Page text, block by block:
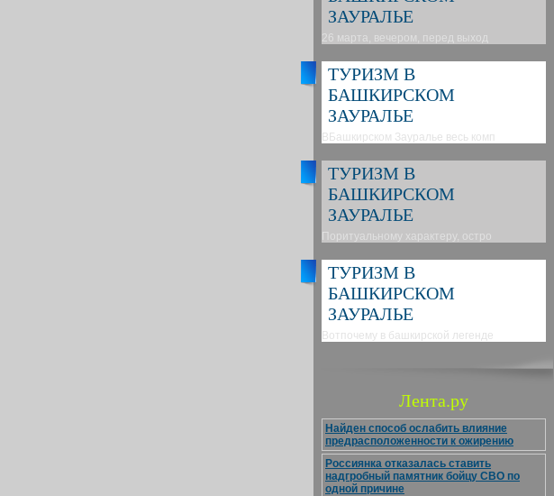
ЗАУРАЛЬЕ
26 марта, вечером, перед выход
ТУРИЗМ В
БАШКИРСКОМ
ЗАУРАЛЬЕ
ВБашкирском Зауралье весь комп
ТУРИЗМ В
БАШКИРСКОМ
ЗАУРАЛЬЕ
Поритуальному характеру, остро
ТУРИЗМ В
БАШКИРСКОМ
ЗАУРАЛЬЕ
Вотпочему в башкирской легенде
Лента.ру
Найден способ ослабить влияние
предрасположенности к ожирению
Россиянка отказалась ставить
надгробный памятник бойцу СВО по
одной причине